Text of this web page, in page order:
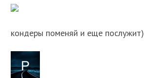
кондеры поменяй и еще послужит)